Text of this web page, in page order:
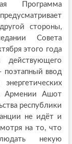
Программа
стороны,
Совета
этого года
действующего
ввод
Армении Ашот
республики
не идёт и
на то, что
некую